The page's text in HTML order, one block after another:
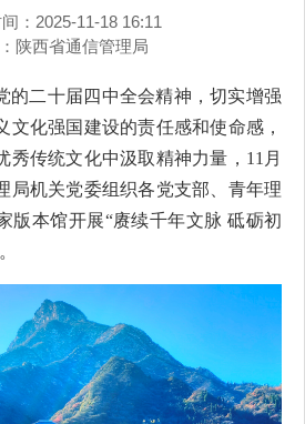
：2025-11-18 16:11
陕西省通信管理局
的二十届四中全会精神，切实增强
文化强国建设的责任感和使命感，
秀传统文化中汲取精神力量， 11月
局机关党委组织各党支部、青年理
版本馆开展“赓续千年文脉 砥砺初